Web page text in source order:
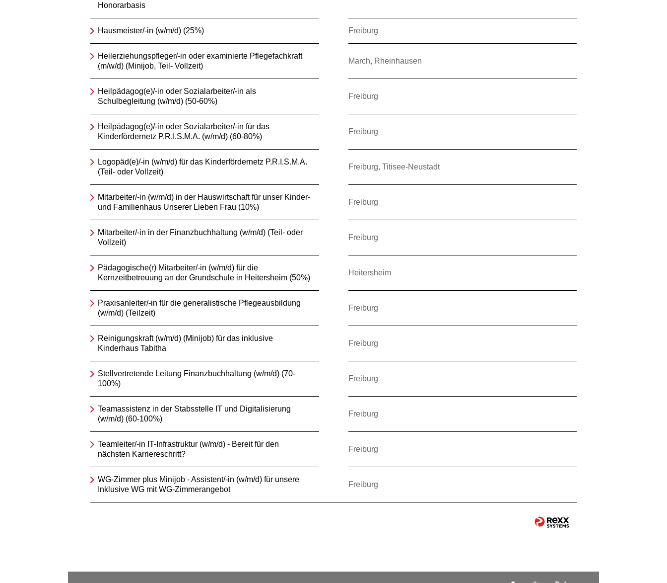
Honorarbasis
Hausmeister/-in (w/m/d) (25%) Freiburg
Heilerziehungspfleger/-in oder examinierte Pflegefachkraft
(m/w/d) (Minijob, Teil- Vollzeit)
March, Rheinhausen
Heilpädagog(e)/-in oder Sozialarbeiter/-in als
Schulbegleitung (w/m/d) (50-60%)
Freiburg
Heilpädagog(e)/-in oder Sozialarbeiter/-in für das
Kinderfördernetz P.R.I.S.M.A. (w/m/d) (60-80%)
Freiburg
Logopäd(e)/-in (w/m/d) für das Kinderfördernetz P.R.I.S.M.A.
(Teil- oder Vollzeit)
Freiburg, Titisee-Neustadt
Mitarbeiter/-in (w/m/d) in der Hauswirtschaft für unser Kinder-
und Familienhaus Unserer Lieben Frau (10%)
Freiburg
Mitarbeiter/-in in der Finanzbuchhaltung (w/m/d) (Teil- oder
Vollzeit)
Freiburg
Pädagogische(r) Mitarbeiter/-in (w/m/d) für die
Kernzeitbetreuung an der Grundschule in Heitersheim (50%)
Heitersheim
Praxisanleiter/-in für die generalistische Pflegeausbildung
(w/m/d) (Teilzeit)
Freiburg
Reinigungskraft (w/m/d) (Minijob) für das inklusive
Kinderhaus Tabitha
Freiburg
Stellvertretende Leitung Finanzbuchhaltung (w/m/d) (70-
100%)
Freiburg
Teamassistenz in der Stabsstelle IT und Digitalisierung
(w/m/d) (60-100%)
Freiburg
Teamleiter/-in IT-Infrastruktur (w/m/d) - Bereit für den
nächsten Karriereschritt?
Freiburg
WG-Zimmer plus Minijob - Assistent/-in (w/m/d) für unsere
Inklusive WG mit WG-Zimmerangebot
Freiburg